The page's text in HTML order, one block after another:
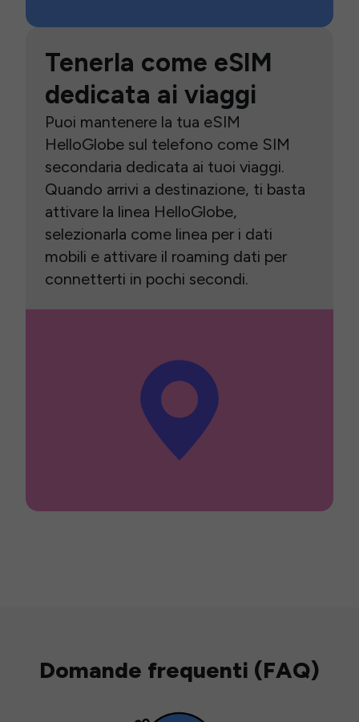
Tenerla come eSIM
dedicata ai viaggi
Puoi mantenere la tua eSIM
HelloGlobe sul telefono come SIM
secondaria dedicata ai tuoi viaggi.
Quando arrivi a destinazione, ti basta
attivare la linea HelloGlobe,
selezionarla come linea per i dati
mobili e attivare il roaming dati per
connetterti in pochi secondi.
Domande frequenti (FAQ)